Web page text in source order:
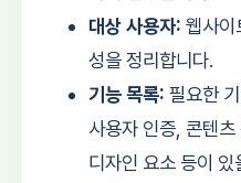
대상 사용자: 웹사이
성을 정리합니다.
기능 목록: 필요한
사용자 인증, 콘텐
디자인 요소 등이 있